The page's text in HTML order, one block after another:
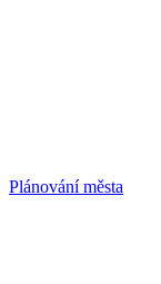
Plánování města